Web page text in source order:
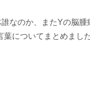
なのか、またYの脳
についてまとめました